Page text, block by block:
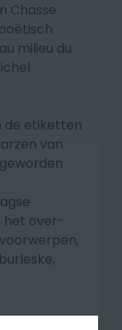
Chasse
milieu du
de etiketten
van
het over-